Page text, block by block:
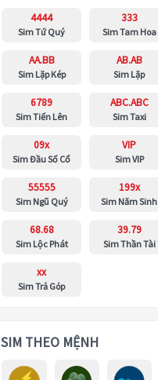
4444
Sim Tứ Quý
333
Sim Tam Hoa
AA.BB
Sim Lặp Kép
AB.AB
Sim Lặp
6789
Sim Tiến Lên
ABC.ABC
Sim Taxi
09x
Sim Đầu Số Cổ
VIP
Sim VIP
55555
Sim Ngũ Quý
199x
Sim Năm Sinh
68.68
Sim Lộc Phát
39.79
Sim Thần Tài
xx
Sim Trả Góp
SIM THEO MỆNH